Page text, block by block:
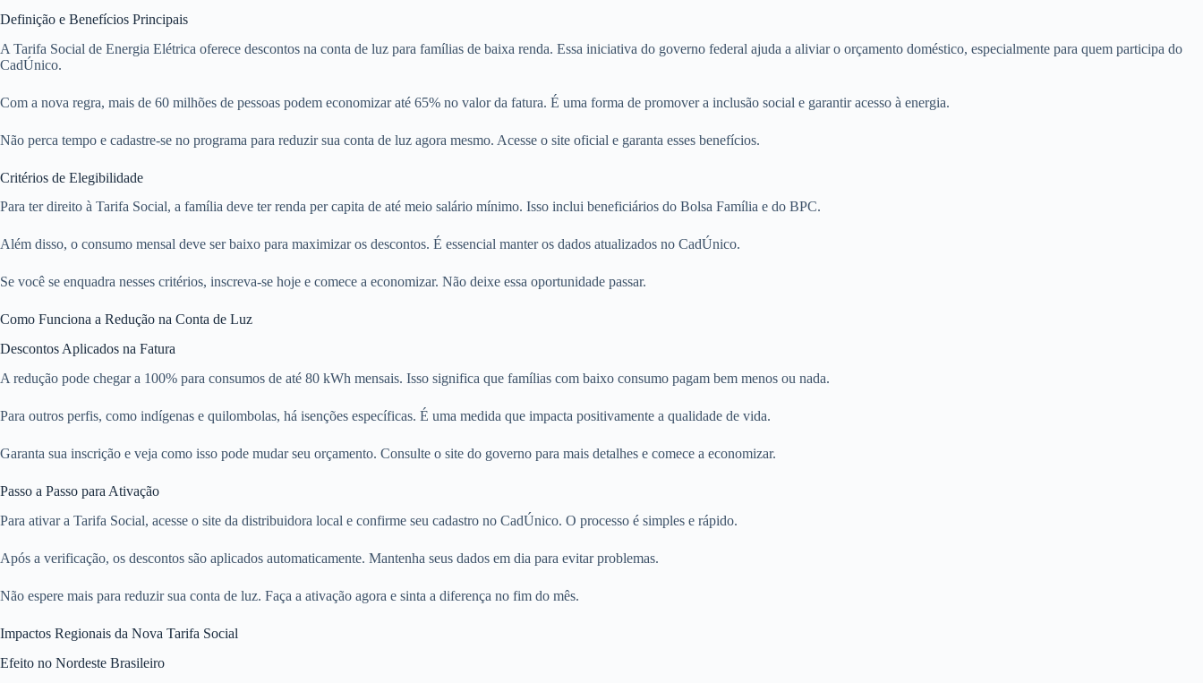
Definição e Benefícios Principais
A Tarifa Social de Energia Elétrica oferece descontos na conta de luz para famílias de baixa renda. Essa iniciativa do governo federal ajuda a aliviar o orçamento doméstico, especialmente para quem participa do
CadÚnico.
Com a nova regra, mais de 60 milhões de pessoas podem economizar até 65% no valor da fatura. É uma forma de promover a inclusão social e garantir acesso à energia.
Não perca tempo e cadastre-se no programa para reduzir sua conta de luz agora mesmo. Acesse o site oficial e garanta esses benefícios.
Critérios de Elegibilidade
Para ter direito à Tarifa Social, a família deve ter renda per capita de até meio salário mínimo. Isso inclui beneficiários do Bolsa Família e do BPC.
Além disso, o consumo mensal deve ser baixo para maximizar os descontos. É essencial manter os dados atualizados no CadÚnico.
Se você se enquadra nesses critérios, inscreva-se hoje e comece a economizar. Não deixe essa oportunidade passar.
Como Funciona a Redução na Conta de Luz
Descontos Aplicados na Fatura
A redução pode chegar a 100% para consumos de até 80 kWh mensais. Isso significa que famílias com baixo consumo pagam bem menos ou nada.
Para outros perfis, como indígenas e quilombolas, há isenções específicas. É uma medida que impacta positivamente a qualidade de vida.
Garanta sua inscrição e veja como isso pode mudar seu orçamento. Consulte o site do governo para mais detalhes e comece a economizar.
Passo a Passo para Ativação
Para ativar a Tarifa Social, acesse o site da distribuidora local e confirme seu cadastro no CadÚnico. O processo é simples e rápido.
Após a verificação, os descontos são aplicados automaticamente. Mantenha seus dados em dia para evitar problemas.
Não espere mais para reduzir sua conta de luz. Faça a ativação agora e sinta a diferença no fim do mês.
Impactos Regionais da Nova Tarifa Social
Efeito no Nordeste Brasileiro